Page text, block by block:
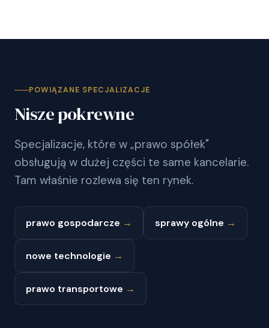
POWIĄZANE SPECJALIZACJE
Nisze pokrewne
Specjalizacje, które w „prawo spółek"
obsługują w dużej części te same kancelarie.
Tam właśnie rozlewa się ten rynek.
prawo gospodarcze → sprawy ogólne →
nowe technologie →
prawo transportowe →